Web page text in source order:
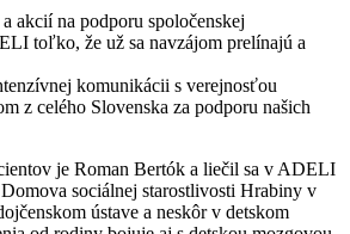
akcií na podporu spoločenskej
toľko, že už sa navzájom prelínajú a
komunikácii s verejnosťou
z celého Slovenska za podporu našich
je Roman Bertók a liečil sa v ADELI
sociálnej starostlivosti Hrabiny v
ústave a neskôr v detskom